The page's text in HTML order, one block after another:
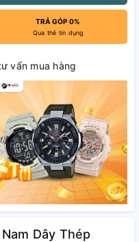
TRẢ GÓP 0%
Qua thẻ tín dụng
vấn mua hàng
Dây Thép